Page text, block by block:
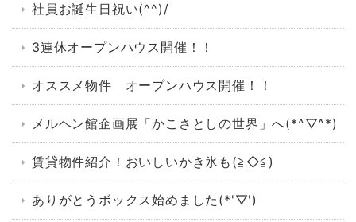
社員お誕生日祝い(^^)/
3連休オープンハウス開催！！
オススメ物件 オープンハウス開催！！
メルヘン館企画展「かこさとしの世界」へ(*^▽^*)
賃貸物件紹介！おいしいかき氷も(≧◇≦)
ありがとうボックス始めました(*'▽')